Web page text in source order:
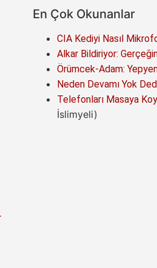
En Çok Okunanlar
CIA Kediyi Nasıl
Alkar Bildiriyor: Gerçeğin
Örümcek-Adam:
Neden Devamı Yok
Telefonları Masaya
İslimyeli)